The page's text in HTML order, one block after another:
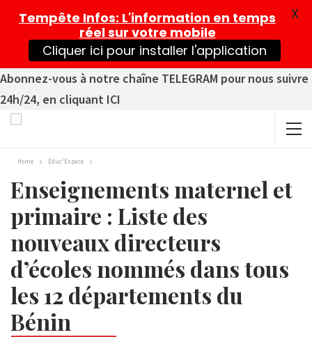
Abonnez-vous à notre chaîne TELEGRAM pour nous suivre
24h/24, en cliquant ICI
Home Educ'Espace
Enseignements maternel et
primaire : Liste des
nouveaux directeurs
d’écoles nommés dans tous
les 12 départements du
Bénin
Tempête Infos: L'information en temps
réel sur votre mobile
Cliquer ici pour installer l'application
X